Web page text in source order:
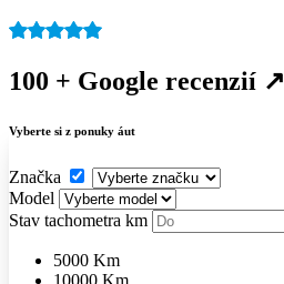
100 + Google recenzií ↗
Vyberte si z ponuky áut
Značka
Model
Stav tachometra km
5000 Km